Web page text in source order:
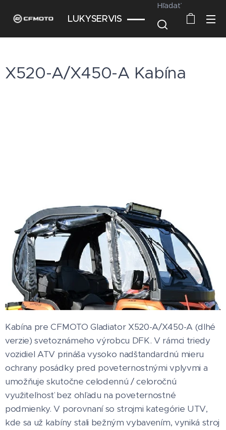
LUKYSERVIS
Hľadať
X520-A/X450-A Kabína
Kabína pre CFMOTO Gladiator X520-A/X450-A (dlhé
verzie) svetoznámeho výrobcu DFK. V rámci triedy
vozidiel ATV prináša vysoko nadštandardnú mieru
ochrany posádky pred poveternostnými vplyvmi a
umožňuje skutočne celodennú / celoročnú
využiteľnosť bez ohľadu na poveternostné
podmienky. V porovnaní so strojmi kategórie UTV,
kde sa už kabíny stali bežným vybavením, vyniká stroj